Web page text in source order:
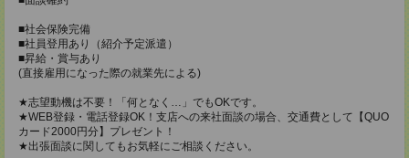
■社会保険完備
■社員登用あり（紹介予定派遣）
■昇給・賞与あり
(直接雇用になった際の就業先による)
★志望動機は不要！「何となく…」でもOKです。
★WEB登録・電話登録OK！支店への来社面談の場合、交通費として【QUO
カード2000円分】プレゼント！
★出張面談に関してもお気軽にご相談ください。